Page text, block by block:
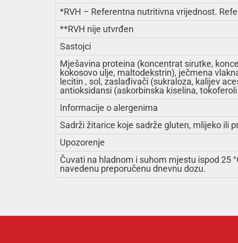
*RVH – Referentna nutritivna vrijednost.
**RVH nije utvrđen
Sastojci
Mješavina proteina (koncentrat sirutke,
kokosovo ulje, maltodekstrin), ječmena
lecitin , sol, zaslađivači (sukraloza, kalijev
antioksidansi (askorbinska kiselina,
Informacije o alergenima
Sadrži žitarice koje sadrže gluten, mlijeko ili
Upozorenje
Čuvati na hladnom i suhom mjestu ispod 25
navedenu preporučenu dnevnu dozu.